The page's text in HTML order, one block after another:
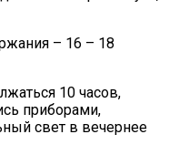
– 16 – 18
10 часов,
приборами,
свет в вечернее